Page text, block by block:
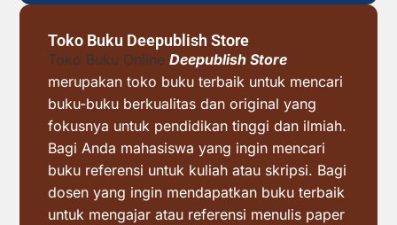
Toko Buku Deepublish Store
Toko Buku Online Deepublish Store
merupakan toko buku terbaik untuk mencari
buku-buku berkualitas dan original yang
fokusnya untuk pendidikan tinggi dan ilmiah.
Bagi Anda mahasiswa yang ingin mencari
buku referensi untuk kuliah atau skripsi. Bagi
dosen yang ingin mendapatkan buku terbaik
untuk mengajar atau referensi menulis paper